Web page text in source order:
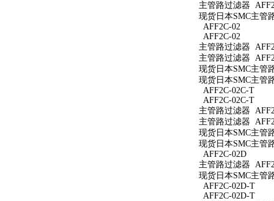
主管路过滤器
现货日本SMC主管
AFF2C-02
AFF2C-02
主管路过滤器
主管路过滤器
现货日本SMC主管
现货日本SMC主管
AFF2C-02C-T
AFF2C-02C-T
主管路过滤器
主管路过滤器
现货日本SMC主管
现货日本SMC主管
AFF2C-02D
主管路过滤器
现货日本SMC主管
AFF2C-02D-T
AFF2C-02D-T